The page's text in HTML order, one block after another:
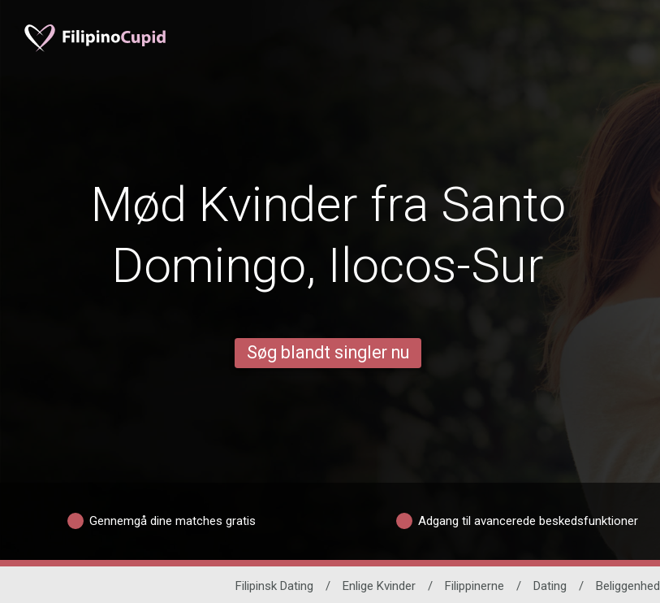
Mød Kvinder fra Santo
Domingo, Ilocos-Sur
Søg blandt singler nu
Gennemgå dine matches gratis Adgang til avancerede beskedsfunktioner
Filipinsk Dating / Enlige Kvinder / Filippinerne / Dating / Beliggenhed